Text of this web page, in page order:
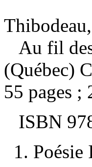
Au fil
(Québec)
55 pages ;
ISBN
1. Poésie